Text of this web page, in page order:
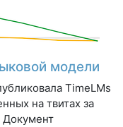
модели
TimeLMs
на твитах за
Документ